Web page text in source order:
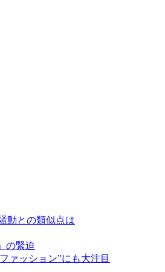
動との類似点は
の緊迫
ァッション”にも大注目